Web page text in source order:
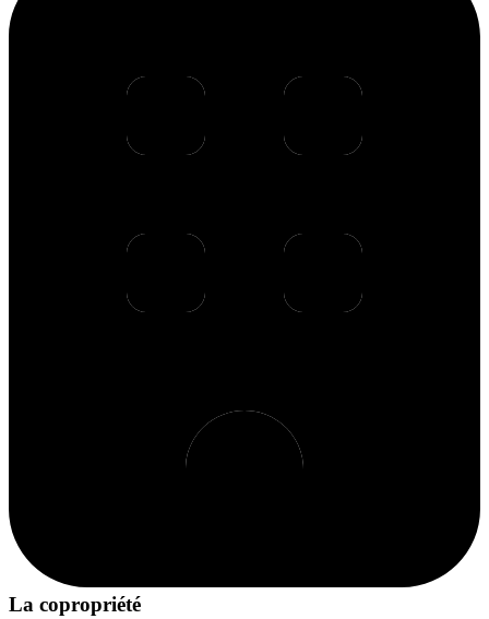
La copropriété